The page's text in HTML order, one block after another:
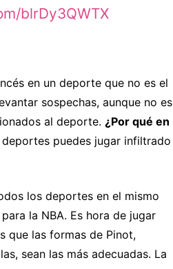
blrDy3QWTX
en un deporte que no es el
sospechas, aunque no es
al deporte. ¿Por qué en
deportes puedes jugar infiltrado
los deportes en el mismo
la NBA. Es hora de jugar
que las formas de Pinot,
sean las más adecuadas. La